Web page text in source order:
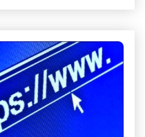
thông tin đến máy chủ